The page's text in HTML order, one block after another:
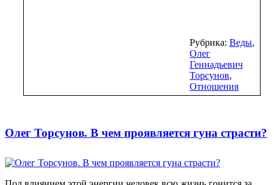
Рубрика: Веды,
Олег
Геннадьевич
Торсунов,
Отношения
Олег Торсунов. В чем проявляется гуна страсти?